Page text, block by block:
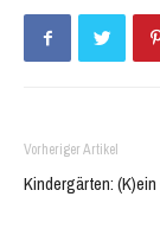
Vorheriger Artikel
Kindergärten: